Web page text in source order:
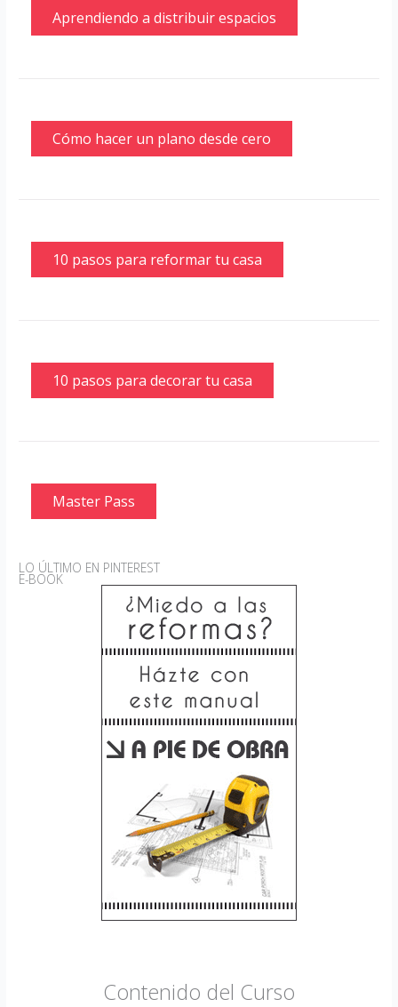
Aprendiendo a distribuir espacios
Cómo hacer un plano desde cero
10 pasos para reformar tu casa
10 pasos para decorar tu casa
Master Pass
LO ÚLTIMO EN PINTEREST
E-BOOK
Contenido del Curso